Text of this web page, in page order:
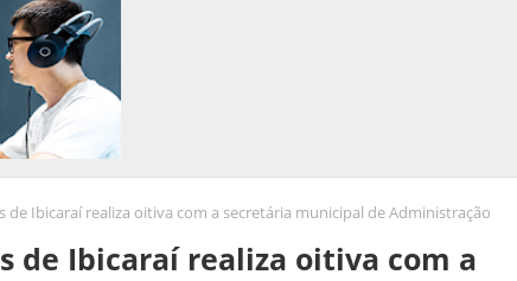
de Ibicaraí realiza oitiva com a secretária municipal de Administração
de Ibicaraí realiza oitiva com a